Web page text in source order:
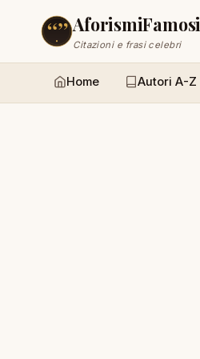
AforismiFamosi
Citazioni e frasi celebri
Home Autori A-Z